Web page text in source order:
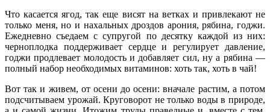
Что касается ягод, так еще висят на ветках и привлекают не
только меня, но и нахальных дроздов арония, рябина, годжи.
Ежедневно съедаем с супругой по десятку каждой из них:
черноплодка поддерживает сердце и регулирует давление,
годжи продлевает молодость и добавляет сил, ну а рябина —
полный набор необходимых витаминов: хоть так, хоть в чай!
Вот так и живем, от осени до осени: вначале растим, а потом
подсчитываем урожай. Круговорот не только воды в природе,